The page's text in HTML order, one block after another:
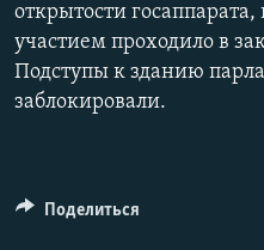
открытости госаппарата,
участием проходило в
Подступы к зданию
заблокировали.
Поделиться